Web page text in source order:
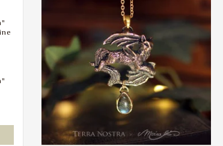
Bague "Mori" — Améthyste
Taille 55
58,00 €Prix